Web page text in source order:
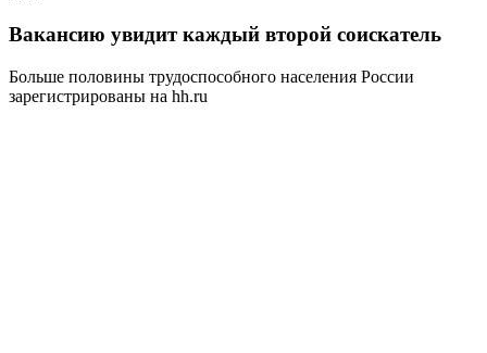
Вакансию увидит каждый второй соискатель
Больше половины трудоспособного населения России
зарегистрированы на hh.ru